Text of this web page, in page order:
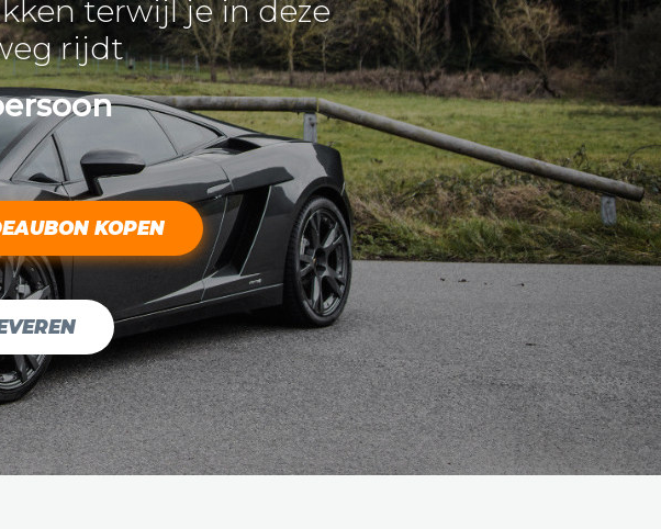
terwijl je in deze
rijdt
KOPEN